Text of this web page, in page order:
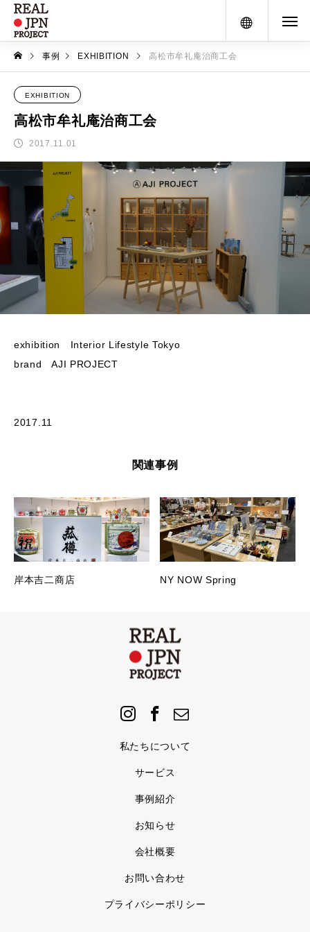
メニュー
事例 EXHIBITION 高松市牟礼庵治商工会
EXHIBITION
高松市牟礼庵治商工会
2017.11.01
exhibition Interior Lifestyle Tokyo
brand AJI PROJECT
2017.11
関連事例
岸本吉二商店 NY NOW Spring
私たちについて
サービス
事例紹介
お知らせ
会社概要
お問い合わせ
プライバシーポリシー